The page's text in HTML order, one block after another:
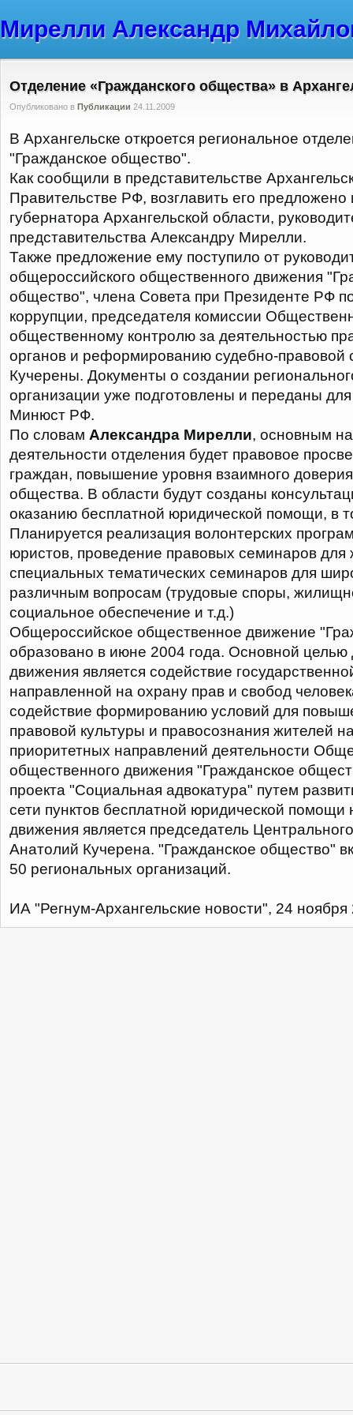
Мирелли Александр
Отделение «Гражданского общества» в
Опубликовано в Публикации 24.11.2009
В Архангельске откроется региональное
"Гражданское общество".
Как сообщили в представительстве
Правительстве РФ, возглавить его предложено
губернатора Архангельской области,
представительства Александру Мирелли.
Также предложение ему поступило от
общероссийского общественного движения
общество", члена Совета при Президенте РФ
коррупции, председателя комиссии
общественному контролю за деятельностью
органов и реформированию судебно-правовой
Кучерены. Документы о создании
организации уже подготовлены и переданы
Минюст РФ.
По словам Александра Мирелли, основным
деятельности отделения будет правовое
граждан, повышение уровня взаимного
общества. В области будут созданы
оказанию бесплатной юридической помощи, в
Планируется реализация волонтерских
юристов, проведение правовых семинаров для
специальных тематических семинаров для
различным вопросам (трудовые споры,
социальное обеспечение и т.д.)
Общероссийское общественное движение
образовано в июне 2004 года. Основной целью
движения является содействие
направленной на охрану прав и свобод
содействие формированию условий для
правовой культуры и правосознания жителей
приоритетных направлений деятельности
общественного движения "Гражданское
проекта "Социальная адвокатура" путем
сети пунктов бесплатной юридической
движения является председатель
Анатолий Кучерена. "Гражданское общество"
50 региональных организаций.
ИА "Регнум-Архангельские новости", 24 ноября